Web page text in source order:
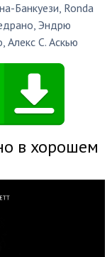
Банкуези, Ronda
,Эндрю
,Алекс С. Аскью
в хорошем